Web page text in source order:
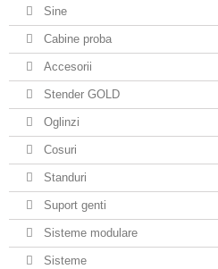
Sine
Cabine proba
Accesorii
Stender GOLD
Oglinzi
Cosuri
Standuri
Suport genti
Sisteme modulare
Sisteme